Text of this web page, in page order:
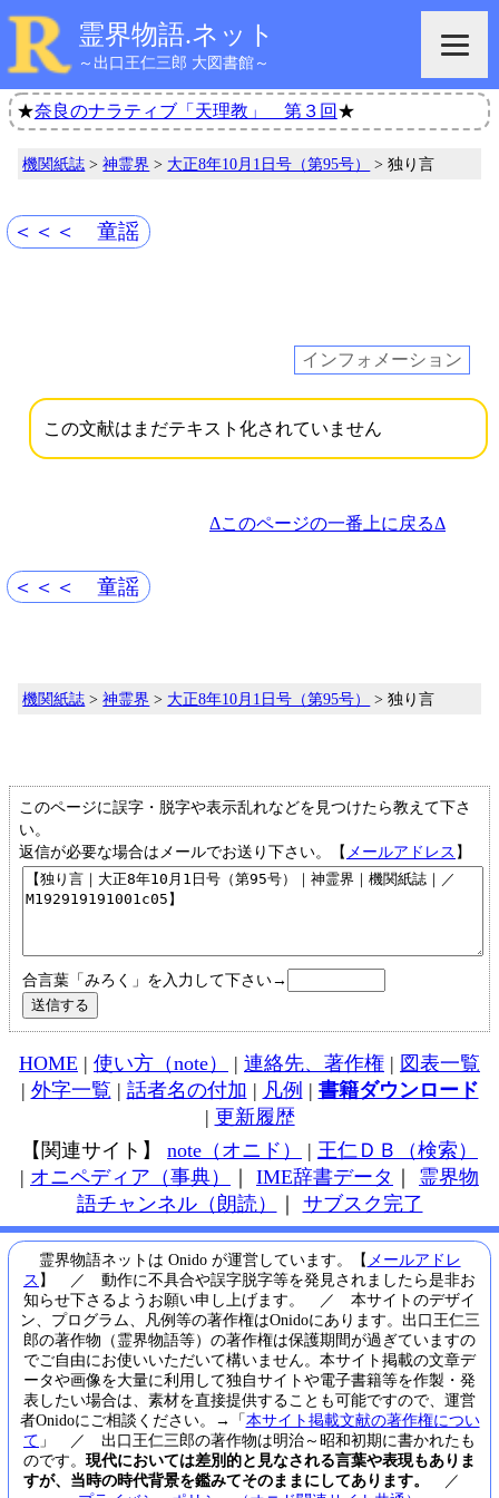
霊界物語.ネット
～出口王仁三郎 大図書館～
★奈良のナラティブ「天理教」 第３回 ★
機関紙誌 >神霊界 > 大正8年10月1日号（第95号） > 独り言
＜＜＜ 童謡
インフォメーション
この文献はまだテキスト化されていません
Δこのページの一番上に戻るΔ
＜＜＜ 童謡
機関紙誌 >神霊界 > 大正8年10月1日号（第95号） > 独り言
このページに誤字・脱字や表示乱れなどを見つけたら教えて下さ
い。
返信が必要な場合はメールでお送り下さい。【 メールアドレス 】
合言葉「みろく」を入力して下さい→
HOME | 使い方（note） | 連絡先、著作権 | 図表一覧
| 外字一覧 | 話者名の付加 | 凡例 | 書籍ダウンロード
| 更新履歴
【関連サイト】 note（オニド） | 王仁ＤＢ（検索）
| オニペディア（事典） ｜ IME辞書データ ｜ 霊界物
語チャンネル（朗読）
｜ サブスク完了
霊界物語ネットは Onido が運営しています。【 メールアドレ
ス 】 ／ 動作に不具合や誤字脱字等を発見されましたら是非お
知らせ下さるようお願い申し上げます。 ／ 本サイトのデザイ
ン、プログラム、凡例等の著作権はOnidoにあります。出口王仁三
郎の著作物（霊界物語等）の著作権は保護期間が過ぎていますの
でご自由にお使いいただいて構いません。本サイト掲載の文章デ
ータや画像を大量に利用して独自サイトや電子書籍等を作製・発
表したい場合は、素材を直接提供することも可能ですので、運営
者Onidoにご相談ください。→「本サイト掲載文献の著作権につい
て 」 ／ 出口王仁三郎の著作物は明治～昭和初期に書かれたも
のです。 現代においては差別的と見なされる言葉や表現もありま
すが、当時の時代背景を鑑みてそのままにしてあります。
／